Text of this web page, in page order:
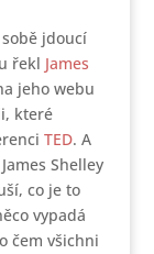
jdoucí
řekl James
jeho webu
které
TED. A
Shelley
co je to
vypadá
čem všichni